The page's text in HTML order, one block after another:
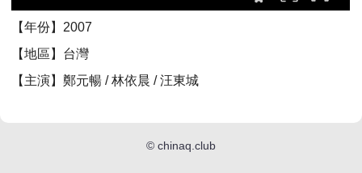
【年份】2007
【地區】台灣
【主演】鄭元暢 / 林依晨 / 汪東城
© chinaq.club